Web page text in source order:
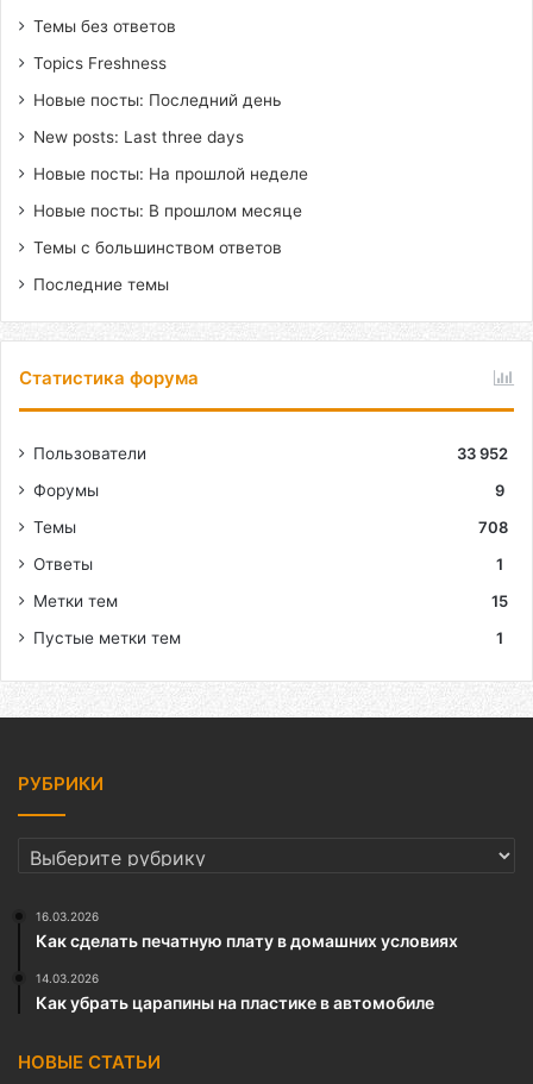
Темы без ответов
Topics Freshness
Новые посты: Последний день
New posts: Last three days
Новые посты: На прошлой неделе
Новые посты: В прошлом месяце
Темы с большинством ответов
Последние темы
Статистика форума
Пользователи
33 952
Форумы
9
Темы
708
Ответы
1
Метки тем
15
Пустые метки тем
1
РУБРИКИ
РУБРИКИ
16.03.2026
Как сделать печатную плату в домашних условиях
14.03.2026
Как убрать царапины на пластике в автомобиле
НОВЫЕ СТАТЬИ